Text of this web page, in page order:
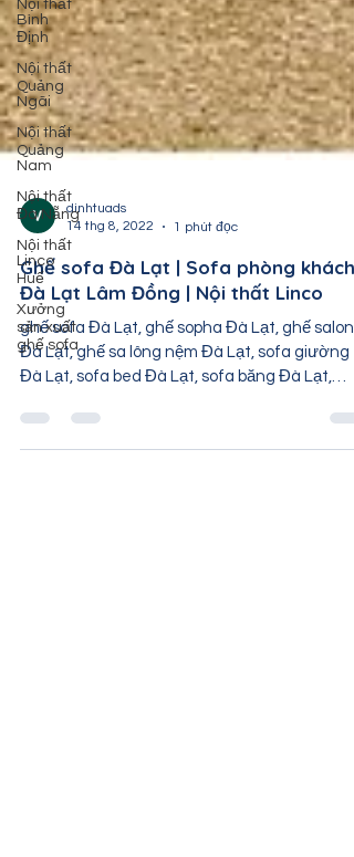
Nội thất
Bình
Định
Nội thất
Quảng
Ngãi
Nội thất
Quảng
Nam
Nội thất
Đà Nẵng
Nội thất
Linco
Huế
Xưởng
sản xuất
ghế sofa
dinhtuads
14 thg 8, 2022
1 phút đọc
Ghế sofa Đà Lạt | Sofa phòng khách
Đà Lạt Lâm Đồng | Nội thất Linco
ghế sofa Đà Lạt, ghế sopha Đà Lạt, ghế salon
Đà Lạt, sofa bed Đà Lạt, sofa băng Đà Lạt,